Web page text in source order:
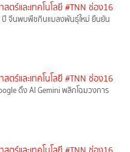
ตร์และเทคโนโลยี #TNN ช่อง16
ปี จีนพบพืชกินแมลงพันธุ์ใหม่ ยืนยัน
ตร์และเทคโนโลยี #TNN ช่อง16
ดึง AI Gemini พลิกโฉมวงการ